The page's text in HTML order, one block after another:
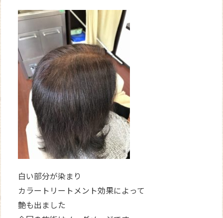
白い部分が染まり
カラートリートメント効果によって
艶も出ました